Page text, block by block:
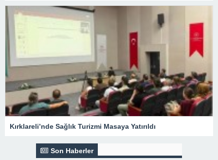
Kırklareli’nde Sağlık Turizmi Masaya Yatırıldı
Son Haberler